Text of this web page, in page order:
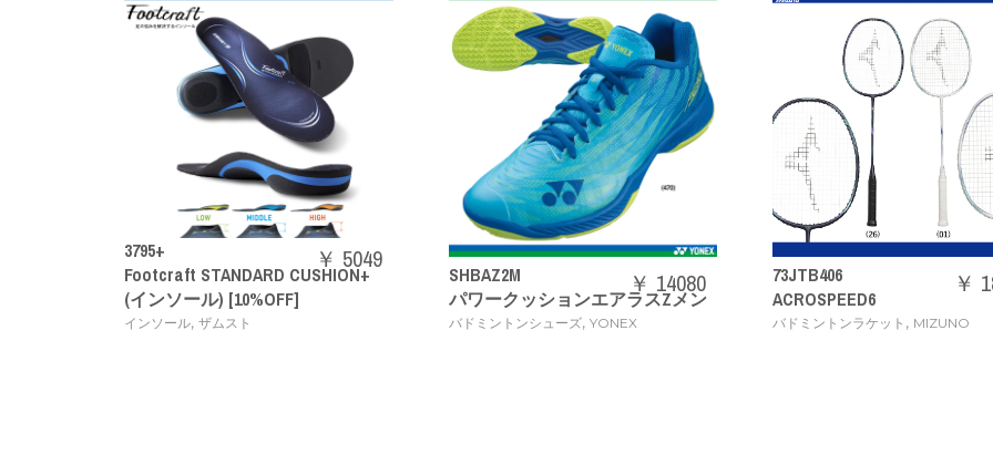
SHBAZ2M
パワークッションエアラスZメン
バドミントンシューズ
￥ 14080
73JTB406
ACROSPEED6
バドミントンラケット
￥ 18480
71GA2444
ウエーブクロー 3
バドミントンシューズ